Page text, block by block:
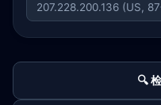
207.228.200.136 (US,
🔍